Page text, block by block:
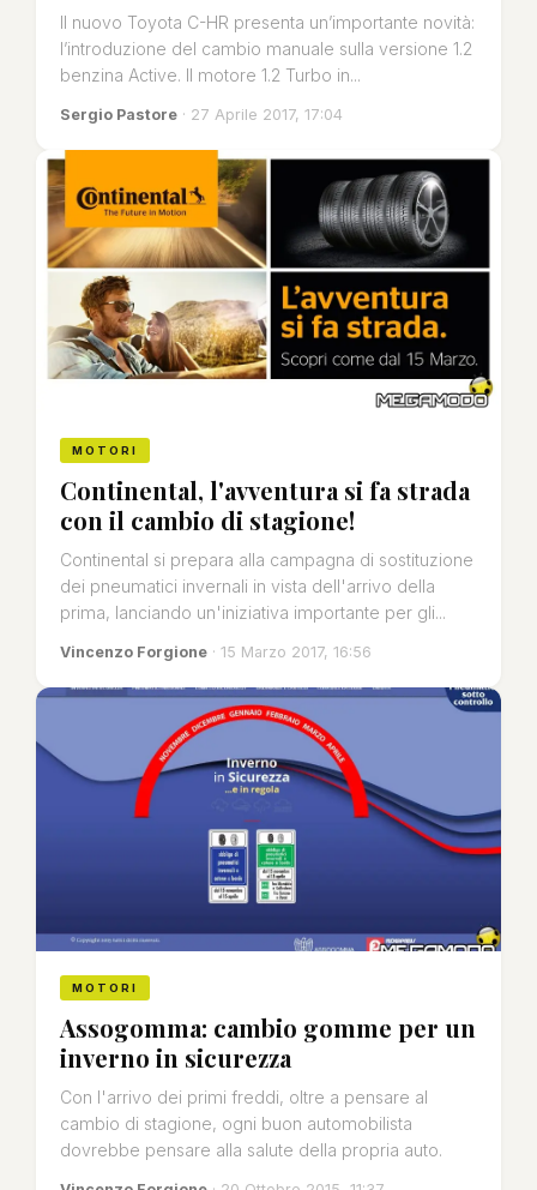
Il nuovo Toyota C-HR presenta un’importante novità:
l’introduzione del cambio manuale sulla versione 1.2
benzina Active. Il motore 1.2 Turbo in...
Sergio Pastore · 27 Aprile 2017, 17:04
MOTORI
Continental, l'avventura si fa strada
con il cambio di stagione!
Continental si prepara alla campagna di sostituzione
dei pneumatici invernali in vista dell'arrivo della
prima, lanciando un'iniziativa importante per gli...
Vincenzo Forgione · 15 Marzo 2017, 16:56
MOTORI
Assogomma: cambio gomme per un
inverno in sicurezza
Con l'arrivo dei primi freddi, oltre a pensare al
cambio di stagione, ogni buon automobilista
dovrebbe pensare alla salute della propria auto.